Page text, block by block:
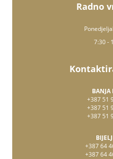
Radno
7:30 -
BANJA
+387 51
+387 51
+387 51
+387 64
+387 64